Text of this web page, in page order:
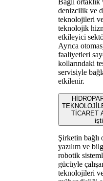
Bağlı
denizcilik ve
teknolojileri
teknolojik
etkileyici
Ayrıca
faaliyetleri
kollarındaki
servisiyle
etkilenir.
TİCARET
Şirketin bağlı
yazılım ve
robotik
gücüyle
teknolojileri